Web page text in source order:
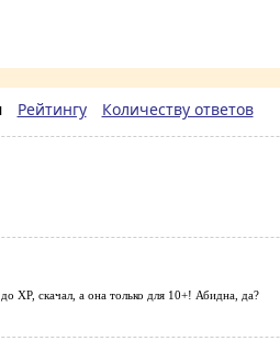
Рейтингу Количеству ответов
ХР, скачал, а она только для 10+! Абидна, да?